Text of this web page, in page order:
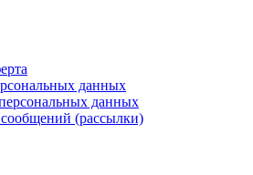
данных
данных
(рассылки)